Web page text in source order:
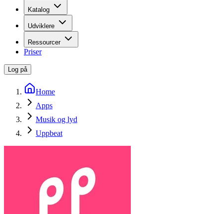
Katalog
Udviklere
Ressourcer
Priser
Log på
Home
Apps
Musik og lyd
Uppbeat